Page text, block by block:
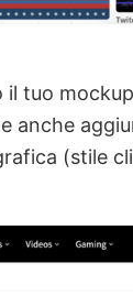
tuo
anche
(stile